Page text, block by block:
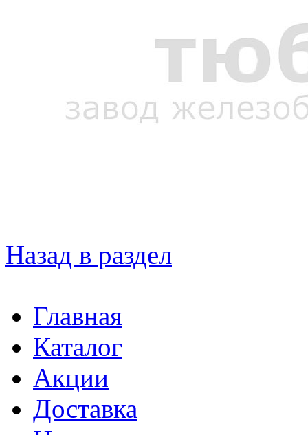
Назад в раздел
Главная
Каталог
Акции
Доставка